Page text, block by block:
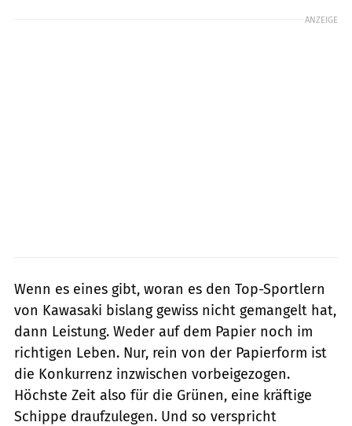
ANZEIGE
Wenn es eines gibt, woran es den Top-Sportlern
von Kawasaki bislang gewiss nicht gemangelt hat,
dann Leistung. Weder auf dem Papier noch im
richtigen Leben. Nur, rein von der Papierform ist
die Konkurrenz inzwischen vorbeigezogen.
Höchste Zeit also für die Grünen, eine kräftige
Schippe draufzulegen. Und so verspricht